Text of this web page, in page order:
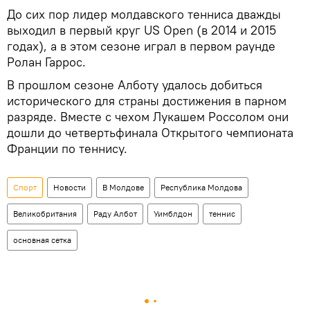
До сих пор лидер молдавского тенниса дважды
выходил в первый круг US Open (в 2014 и 2015
годах), а в этом сезоне играл в первом раунде
Ролан Гаррос.
В прошлом сезоне Алботу удалось добиться
исторического для страны достижения в парном
разряде. Вместе с чехом Лукашем Россолом они
дошли до четвертьфинала Открытого чемпионата
Франции по теннису.
Спорт Новости В Молдове Республика Молдова
Великобритания Раду Албот Уимблдон теннис
основная сетка